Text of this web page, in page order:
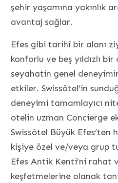
şehir yaşamına yakınlık
avantaj sağlar.
Efes gibi tarihî bir alanı
konforlu ve beş yıldızlı
seyahatin genel
etkiler. Swissôtel’in
deneyimi tamamlayıcı
otelin uzman Concierge
Swissôtel Büyük Efes’ten
kişiye özel ve/veya grup
Efes Antik Kenti’ni rahat
keşfetmelerine olanak